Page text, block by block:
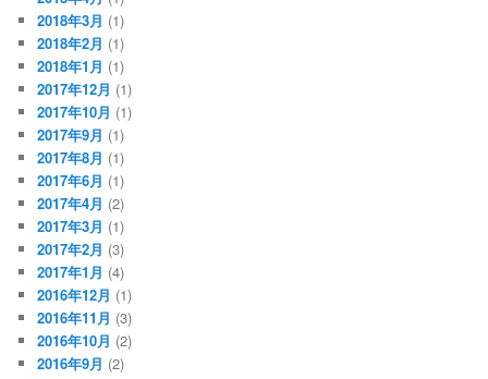
2018年3月 (1)
2018年2月 (1)
2018年1月 (1)
2017年12月 (1)
2017年10月 (1)
2017年9月 (1)
2017年8月 (1)
2017年6月 (1)
2017年4月 (2)
2017年3月 (1)
2017年2月 (3)
2017年1月 (4)
2016年12月 (1)
2016年11月 (3)
2016年10月 (2)
2016年9月 (2)